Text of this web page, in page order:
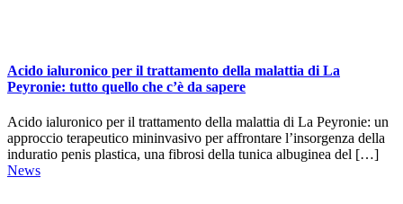
Acido ialuronico per il trattamento della malattia di La
Peyronie: tutto quello che c’è da sapere
Acido ialuronico per il trattamento della malattia di La Peyronie: un
approccio terapeutico mininvasivo per affrontare l’insorgenza della
induratio penis plastica, una fibrosi della tunica albuginea del […]
News